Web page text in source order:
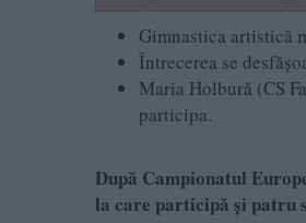
Gimnastica artistică
Întrecerea se
Maria Holbură (CS
participa.
După Campionatul
la care participă și patru